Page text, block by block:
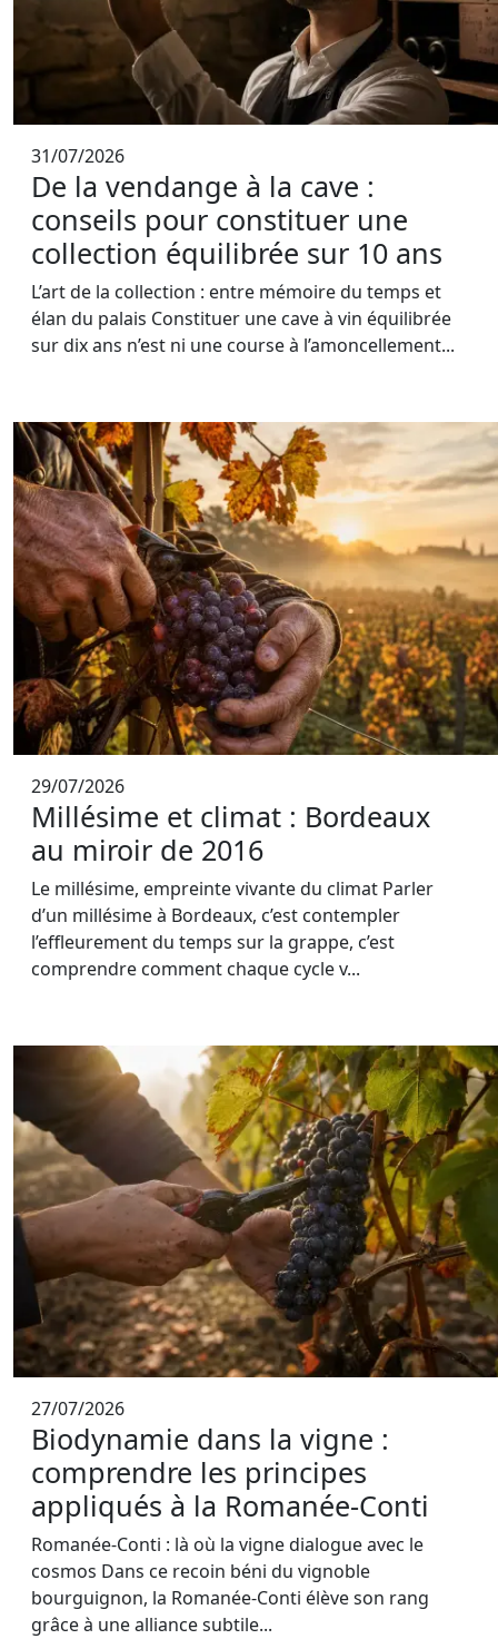
31/07/2026
De la vendange à la cave :
conseils pour constituer une
collection équilibrée sur 10 ans
L’art de la collection : entre mémoire du temps et
élan du palais Constituer une cave à vin équilibrée
sur dix ans n’est ni une course à l’amoncellement...
29/07/2026
Millésime et climat : Bordeaux
au miroir de 2016
Le millésime, empreinte vivante du climat Parler
d’un millésime à Bordeaux, c’est contempler
l’effleurement du temps sur la grappe, c’est
comprendre comment chaque cycle v...
27/07/2026
Biodynamie dans la vigne :
comprendre les principes
appliqués à la Romanée-Conti
Romanée-Conti : là où la vigne dialogue avec le
cosmos Dans ce recoin béni du vignoble
bourguignon, la Romanée-Conti élève son rang
grâce à une alliance subtile...